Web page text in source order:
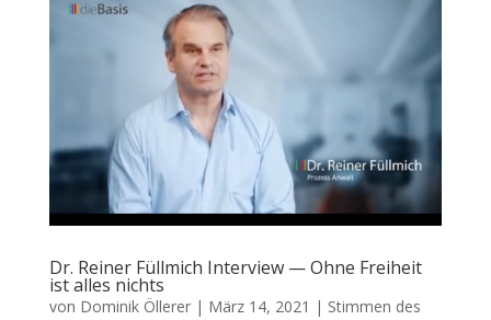
Dr. Reiner Füllmich Interview — Ohne Freiheit
ist alles nichts
von Dominik Öllerer| März 14, 2021 | Stimmen des